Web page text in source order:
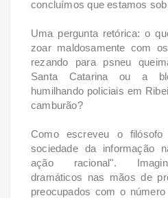
concluímos que estamos
Uma pergunta retórica: o
zoar maldosamente com
rezando para psneu
Santa Catarina ou a
humilhando policiais em
camburão?
Como escreveu o filósofo
sociedade da informação
ação racional".
dramáticos nas mãos de
preocupados com o